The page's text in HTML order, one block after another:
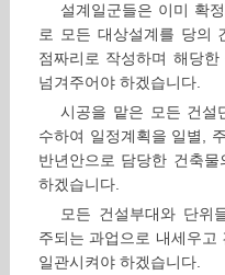
설계일군들은 이미 확
로 모든 대상설계를 당의
점짜리로 작성하며 해당
넘겨주어야 하겠습니다.
시공을 맡은 모든 건설
수하여 일정계획을 일별,
반년안으로 담당한 건축
하겠습니다.
모든 건설부대와 단위
주되는 과업으로 내세우고
일관시켜야 하겠습니다.